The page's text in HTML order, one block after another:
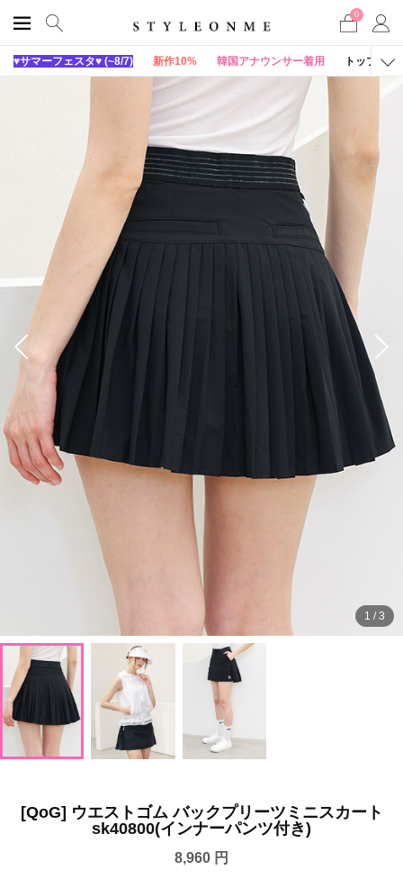
0
♥サマーフェスタ♥ (~8/7) 新作10% 韓国アナウンサー着用 トップス
1 /3
[QoG] ウエストゴム バックプリーツミニスカート
sk40800(インナーパンツ付き)
8,960 円